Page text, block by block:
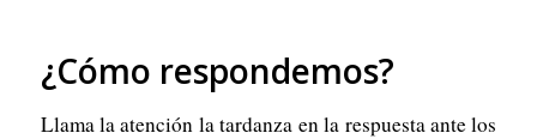
¿Cómo respondemos?
Llama la atención la tardanza en la respuesta ante los